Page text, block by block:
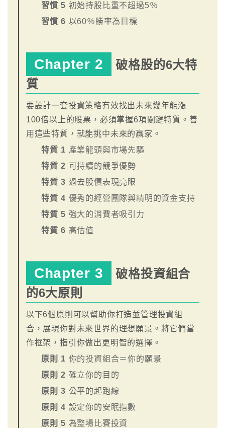
習慣 5 初始持股比重不超過5％
習慣 6 以60％勝率為目標
Chapter 2
破格股的6大特
質
要設計一套投資策略有效找出未來幾年能漲
100倍以上的股票，必須掌握6項關鍵特質。善
用這些特質，就能挑中未來的贏家。
特質 1 產業龍頭與市場先驅
特質 2 可持續的競爭優勢
特質 3 過去股價表現亮眼
特質 4 優秀的經營團隊與精明的資金支持
特質 5 強大的消費者吸引力
特質 6 高估值
Chapter 3
破格投資組合
的6大原則
以下6個原則可以幫助你打造並管理投資組
合，展現你對未來世界的理想願景。將它們當
作框架，指引你做出更明智的選擇。
原則 1 你的投資組合＝你的願景
原則 2 確立你的目的
原則 3 公平的起跑線
原則 4 設定你的安眠指數
原則 5 為整場比賽投資